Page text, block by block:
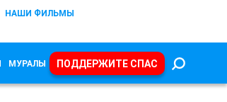
НАШИ ФИЛЬМЫ
МУРАЛЫ ПОДДЕРЖИТЕ СПАС